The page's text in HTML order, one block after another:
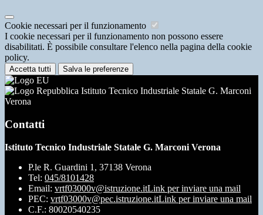
Cookie necessari per il funzionamento
I cookie necessari per il funzionamento non possono essere
disabilitati. È possibile consultare l'elenco nella pagina della cookie
policy.
Accetta tutti Salva le preferenze
Istituto Tecnico Industriale Statale G. Marconi
Verona
Contatti
Istituto Tecnico Industriale Statale G. Marconi Verona
P.le R. Guardini 1, 37138 Verona
Tel: 045/8101428
Email: vrtf03000v@istruzione.itLink per inviare una mail
PEC: vrtf03000v@pec.istruzione.itLink per inviare una mail
C.F.: 80020540235